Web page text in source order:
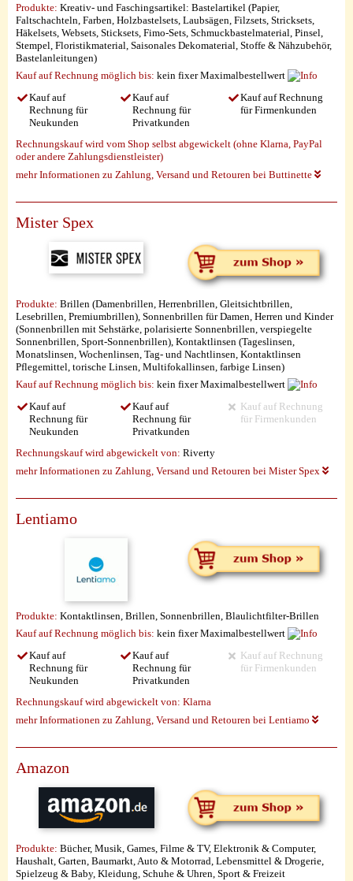
Produkte: Kreativ- und Faschingsartikel: Bastelartikel (Papier,
Faltschachteln, Farben, Holzbastelsets, Laubsägen, Filzsets, Stricksets,
Häkelsets, Websets, Sticksets, Fimo-Sets, Schmuckbastelmaterial, Pinsel,
Stempel, Floristikmaterial, Saisonales Dekomaterial, Stoffe & Nähzubehör,
Bastelanleitungen)
Kauf auf Rechnung möglich bis: kein fixer Maximalbestellwert
Kauf auf
Rechnung für
Neukunden
Kauf auf
Rechnung für
Privatkunden
Kauf auf Rechnung
für Firmenkunden
Rechnungskauf wird vom Shop selbst abgewickelt (ohne Klarna, PayPal
oder andere Zahlungsdienstleister)
mehr Informationen zu Zahlung, Versand und Retouren bei Buttinette
Mister Spex
Produkte: Brillen (Damenbrillen, Herrenbrillen, Gleitsichtbrillen,
Lesebrillen, Premiumbrillen), Sonnenbrillen für Damen, Herren und Kinder
(Sonnenbrillen mit Sehstärke, polarisierte Sonnenbrillen, verspiegelte
Sonnenbrillen, Sport-Sonnenbrillen), Kontaktlinsen (Tageslinsen,
Monatslinsen, Wochenlinsen, Tag- und Nachtlinsen, Kontaktlinsen
Pflegemittel, torische Linsen, Multifokallinsen, farbige Linsen)
Kauf auf Rechnung möglich bis: kein fixer Maximalbestellwert
Kauf auf
Rechnung für
Neukunden
Kauf auf
Rechnung für
Privatkunden
Kauf auf Rechnung
für Firmenkunden
Rechnungskauf wird abgewickelt von: Riverty
mehr Informationen zu Zahlung, Versand und Retouren bei Mister Spex
Lentiamo
Produkte: Kontaktlinsen, Brillen, Sonnenbrillen, Blaulichtfilter-Brillen
Kauf auf Rechnung möglich bis: kein fixer Maximalbestellwert
Kauf auf
Rechnung für
Neukunden
Kauf auf
Rechnung für
Privatkunden
Kauf auf Rechnung
für Firmenkunden
Rechnungskauf wird abgewickelt von: Klarna
mehr Informationen zu Zahlung, Versand und Retouren bei Lentiamo
Amazon
Produkte: Bücher, Musik, Games, Filme & TV, Elektronik & Computer,
Haushalt, Garten, Baumarkt, Auto & Motorrad, Lebensmittel & Drogerie,
Spielzeug & Baby, Kleidung, Schuhe & Uhren, Sport & Freizeit